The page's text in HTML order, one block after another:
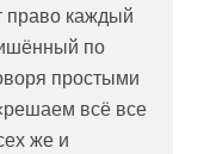
право каждый
по
простыми
всё все
же и